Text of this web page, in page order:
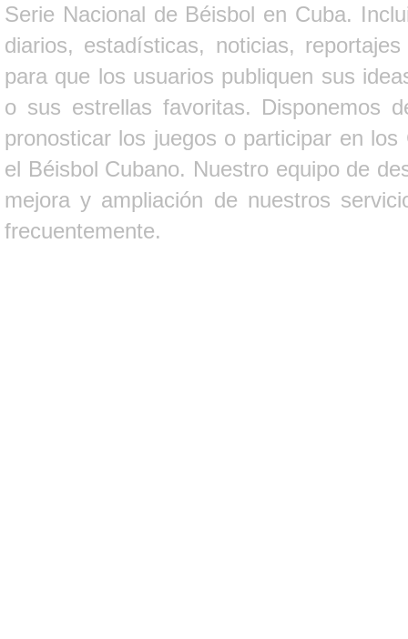
Serie Nacional de Béisbol en Cuba.
diarios, estadísticas, noticias,
para que los usuarios publiquen sus
o sus estrellas favoritas. Disponemos
pronosticar los juegos o participar en
el Béisbol Cubano. Nuestro equipo de
mejora y ampliación de nuestros
frecuentemente.